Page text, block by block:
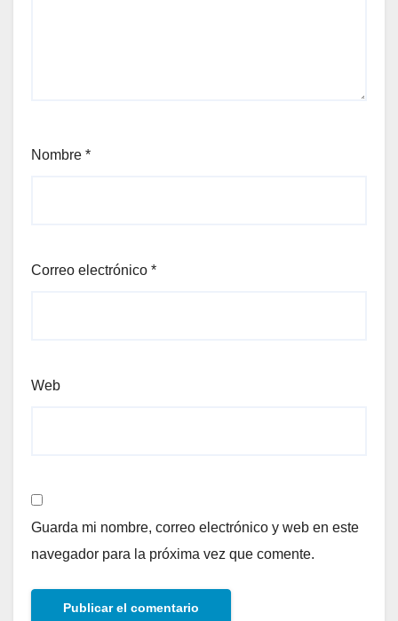
Nombre *
Correo electrónico *
Web
Guarda mi nombre, correo electrónico y web en este
navegador para la próxima vez que comente.